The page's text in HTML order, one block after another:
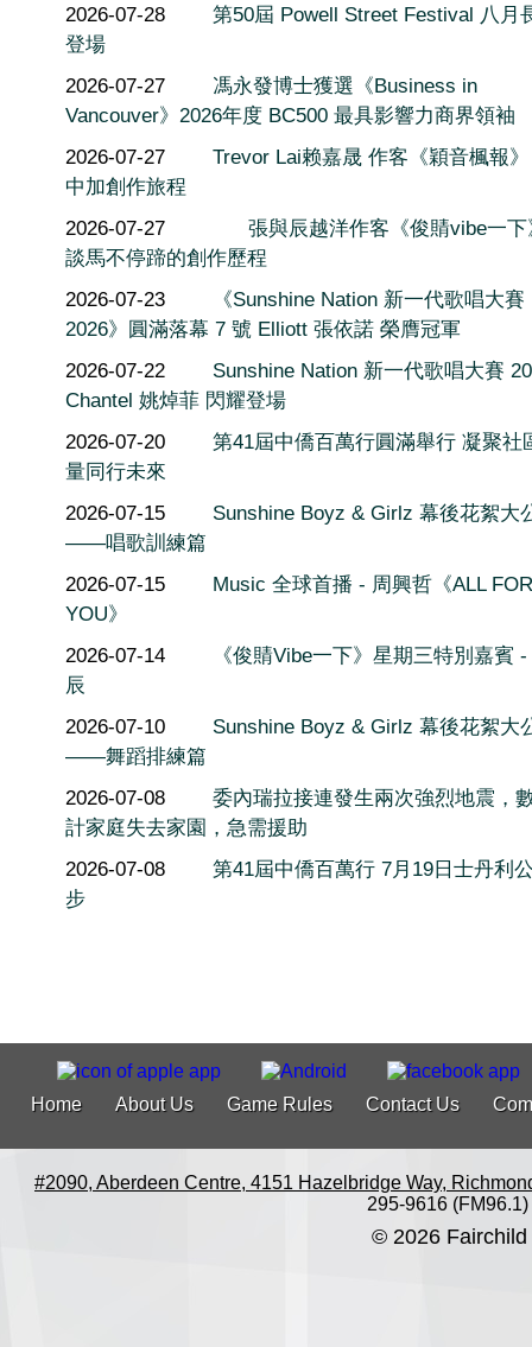
2026-07-28
第50屆 Powell Street Festival 八月
登場
2026-07-27
馮永發博士獲選《Business in
Vancouver》2026年度 BC500 最具影響力商界領袖
2026-07-27
Trevor Lai赖嘉晟 作客《穎音楓報
中加創作旅程
2026-07-27
張與辰越洋作客《俊䝼vibe一下
談馬不停蹄的創作歷程
2026-07-23
《Sunshine Nation 新一代歌唱大賽
2026》圓滿落幕 7 號 Elliott 張依諾 榮膺冠軍
2026-07-22
Sunshine Nation 新一代歌唱大賽
Chantel 姚焯菲 閃耀登場
2026-07-20
第41屆中僑百萬行圓滿舉行 凝聚社
量同行未來
2026-07-15
Sunshine Boyz & Girlz 幕後花絮大
——唱歌訓練篇
2026-07-15
Music 全球首播 - 周興哲《ALL FOR
YOU》
2026-07-14
《俊䝼Vibe一下》星期三特別嘉賓
辰
2026-07-10
Sunshine Boyz & Girlz 幕後花絮大
——舞蹈排練篇
2026-07-08
委內瑞拉接連發生兩次強烈地震，
計家庭失去家園，急需援助
2026-07-08
第41屆中僑百萬行 7月19日士丹利
步
Home About Us Game Rules Contact Us
#2090, Aberdeen Centre, 4151 Hazelbridge Way,
295-9616 (FM96.1)
© 2026 Fairchild